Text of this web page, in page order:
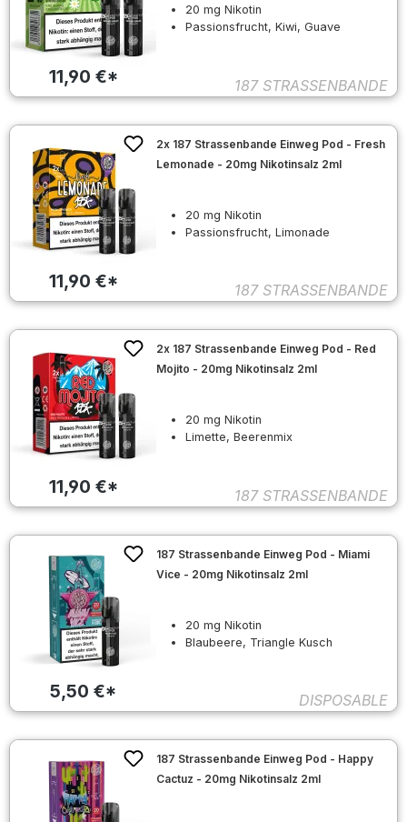
11,90 €*
20 mg Nikotin
Passionsfrucht, Kiwi, Guave
187 STRASSENBANDE
11,90 €*
2x 187 Strassenbande Einweg Pod - Fresh
Lemonade - 20mg Nikotinsalz 2ml
20 mg Nikotin
Passionsfrucht, Limonade
187 STRASSENBANDE
11,90 €*
2x 187 Strassenbande Einweg Pod - Red
Mojito - 20mg Nikotinsalz 2ml
20 mg Nikotin
Limette, Beerenmix
187 STRASSENBANDE
5,50 €*
187 Strassenbande Einweg Pod - Miami
Vice - 20mg Nikotinsalz 2ml
20 mg Nikotin
Blaubeere, Triangle Kusch
DISPOSABLE
187 Strassenbande Einweg Pod - Happy
Cactuz - 20mg Nikotinsalz 2ml